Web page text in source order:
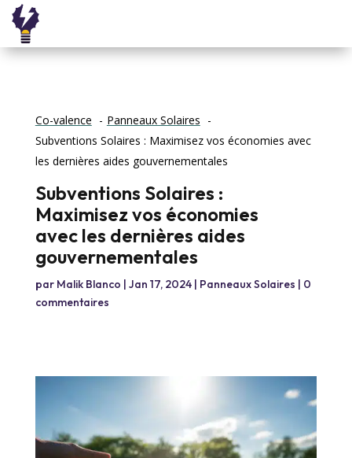
Co-valence
Panneaux Solaires
Subventions Solaires : Maximisez vos économies avec
les dernières aides gouvernementales
Subventions Solaires :
Maximisez vos économies
avec les dernières aides
gouvernementales
par Malik Blanco | Jan 17, 2024| Panneaux Solaires | 0
commentaires